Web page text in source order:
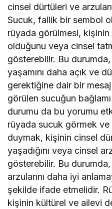
cinsel dürtüleri ve
Sucuk, fallik bir sembol
rüyada görülmesi,
olduğunu veya cinsel
gösterebilir. Bu
yaşamını daha açık ve
gerektiğine dair bir
görülen sucuğun
durumu da bu yorumu
rüyada sucuk görmek ve
duymak, kişinin cinsel
yaşadığını veya cinsel
gösterebilir. Bu
arzularını daha iyi
şekilde ifade etmelidir.
kişinin kültürel ve ailevi